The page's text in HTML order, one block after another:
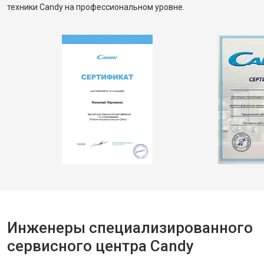
техники Candy на профессиональном уровне.
Инженеры специализированного
сервисного центра Candy